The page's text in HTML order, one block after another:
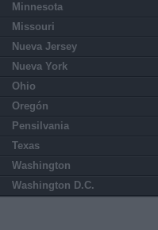
Minnesota
Missouri
Nueva Jersey
Nueva York
Ohio
Oregón
Pensilvania
Texas
Washington
Washington D.C.